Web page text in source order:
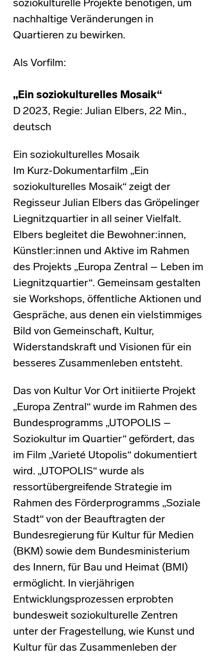
soziokulturelle Projekte benötigen, um
nachhaltige Veränderungen in
Quartieren zu bewirken.
Als Vorfilm:
„Ein soziokulturelles Mosaik“
D 2023, Regie: Julian Elbers, 22 Min.,
deutsch
Ein soziokulturelles Mosaik
Im Kurz-Dokumentarfilm „Ein
soziokulturelles Mosaik“ zeigt der
Regisseur Julian Elbers das Gröpelinger
Liegnitzquartier in all seiner Vielfalt.
Elbers begleitet die Bewohner:innen,
Künstler:innen und Aktive im Rahmen
des Projekts „Europa Zentral – Leben im
Liegnitzquartier“. Gemeinsam gestalten
sie Workshops, öffentliche Aktionen und
Gespräche, aus denen ein vielstimmiges
Bild von Gemeinschaft, Kultur,
Widerstandskraft und Visionen für ein
besseres Zusammenleben entsteht.
Das von Kultur Vor Ort initiierte Projekt
„Europa Zentral“ wurde im Rahmen des
Bundesprogramms „UTOPOLIS –
Soziokultur im Quartier“ gefördert, das
im Film „Varieté Utopolis“ dokumentiert
wird. „UTOPOLIS“ wurde als
ressortübergreifende Strategie im
Rahmen des Förderprogramms „Soziale
Stadt“ von der Beauftragten der
Bundesregierung für Kultur für Medien
(BKM) sowie dem Bundesministerium
des Innern, für Bau und Heimat (BMI)
ermöglicht. In vierjährigen
Entwicklungsprozessen erprobten
bundesweit soziokulturelle Zentren
unter der Fragestellung, wie Kunst und
Kultur für das Zusammenleben der